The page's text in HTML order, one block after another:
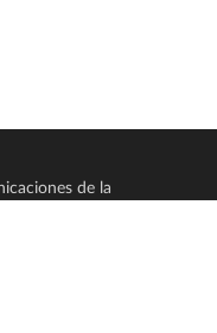
de la